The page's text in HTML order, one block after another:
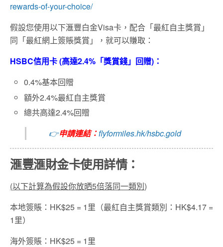
rewards-of-your-choice/
假設您使用以下滙豐白金Visa卡，配合「最紅自主獎賞」
同「最紅網上簽賬獎賞」，就可以賺取：
HSBC信用卡 (高達2.4%「獎賞錢」回贈)：
0.4%基本回贈
額外2.4%最紅自主獎賞
總共高達2.4%回贈
👉申請連結：flyformiles.hk/hsbc.gold
滙豐滙財金卡使用詳情：
(以下計算為假設你放晒5倍落同一類別)
本地簽賬：HK$25 = 1里（最紅自主獎賞類別：HK$4.17 =
1里）
海外簽賬：HK$25 = 1里